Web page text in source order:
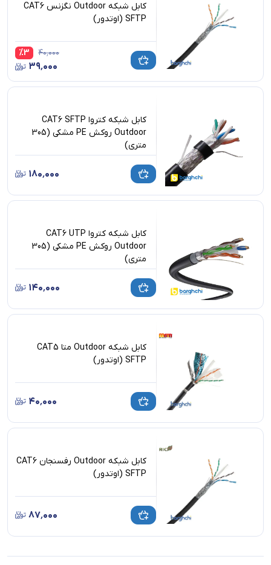
کابل شبکه Outdoor نگزنس CAT6
SFTP (اوتدور)
۴۰٬۰۰۰ %3
۳۹٬۰۰۰
کابل شبکه کتروا CAT6 SFTP
Outdoor روکش PE مشکی (305
متری)
۱۸۰٬۰۰۰
کابل شبکه کتروا CAT6 UTP
Outdoor روکش PE مشکی (305
متری)
۱۴۰٬۰۰۰
کابل شبکه Outdoor متا CAT5
SFTP (اوتدور)
۴۰٬۰۰۰
کابل شبکه Outdoor رفسنجان CAT6
SFTP (اوتدور)
۸۷٬۰۰۰